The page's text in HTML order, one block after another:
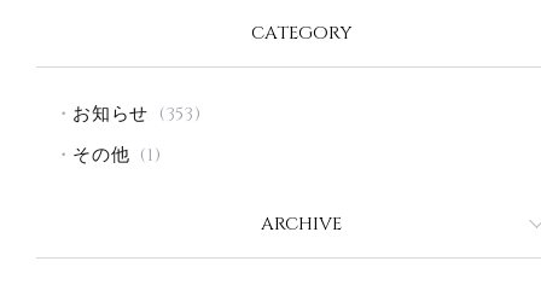
CATEGORY
お知らせ (353)
その他 (1)
ARCHIVE